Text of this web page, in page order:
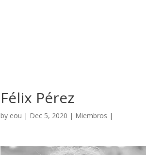
Félix Pérez
by eou | Dec 5, 2020 | Miembros |